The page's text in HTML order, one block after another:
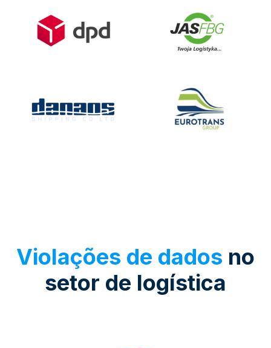
Violações de dados no
setor de logística